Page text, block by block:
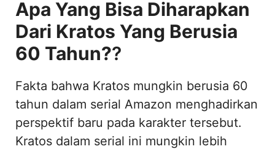
Apa Yang Bisa Diharapkan
Dari Kratos Yang Berusia
60 Tahun??
Fakta bahwa Kratos mungkin berusia 60
tahun dalam serial Amazon menghadirkan
perspektif baru pada karakter tersebut.
Kratos dalam serial ini mungkin lebih